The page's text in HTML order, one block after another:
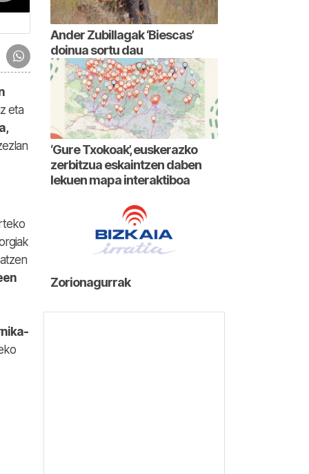
eta
Ander Zubillagak ‘Biescas’
doinua sortu dau
‘Gure Txokoak’, euskerazko
zerbitzua eskaintzen daben
lekuen mapa interaktiboa
Zorionagurrak